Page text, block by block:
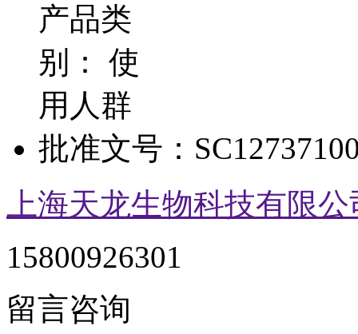
产品类
别： 使
用人群
批准文号：
上海天龙生物科技有限公
15800926301
留言咨询